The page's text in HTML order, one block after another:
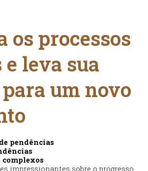
os processos
leva sua
um novo
pendências
complexos
impressionantes sobre o progresso